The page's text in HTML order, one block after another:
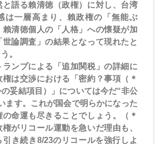
と語る賴清徳（政権）に対し、台湾
は一層高まり、賴政権の「無能ぶ
賴清徳個人の「人格」への懐疑が加
世論調査」の結果となって現れたと
。
ンプによる「追加関税」の詳細に
は交渉における「密約？事項（＊
の妥結項目）」については今だ“非公
ます。これが国会で明らかになった
の命運も尽きることでしょう。（＊
権がリコール運動を急いだ理由も、
引き続き8/23のリコールを強行しよ